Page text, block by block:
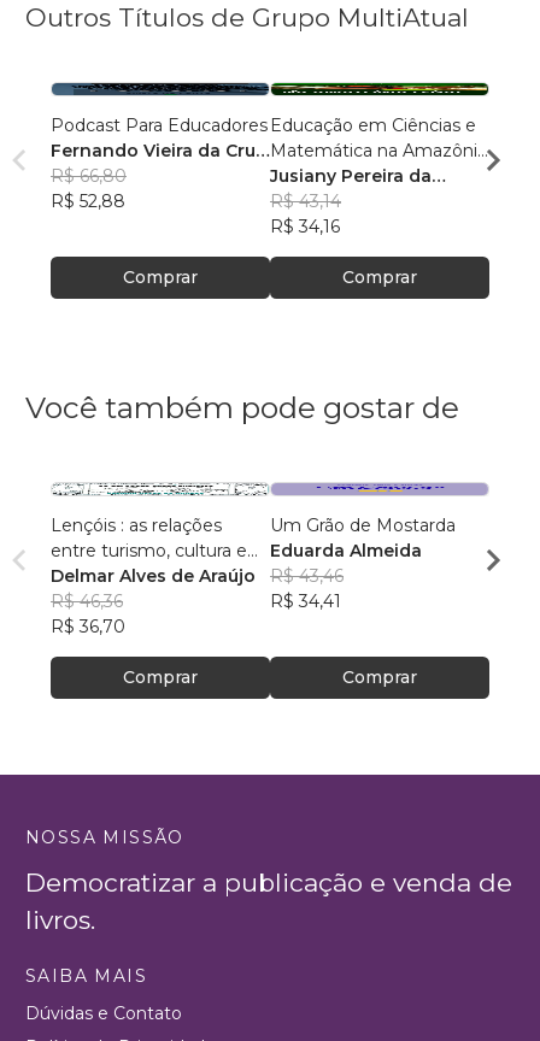
Outros Títulos de Grupo MultiAtual
Podcast Para Educadores
Fernando Vieira da Cruz
(Fernandinho Cruz)
R$ 66,80
R$ 52,88
Comprar
Educação em Ciências e
Matemática na Amazônia
Legal: Pesquisas e
Práticas Pedagógicas
Jusiany Pereira da
Cunha dos Santos
R$ 43,14
R$ 34,16
Comprar
Érica
Você também pode gostar de
Lençóis : as relações
entre turismo, cultura e
ambiente
Delmar Alves de Araújo
R$ 46,36
R$ 36,70
Comprar
Um Grão de Mostarda
Eduarda Almeida
R$ 43,46
R$ 34,41
Comprar
Aulas
NOSSA MISSÃO
Democratizar a publicação e venda de
livros.
SAIBA MAIS
Dúvidas e Contato